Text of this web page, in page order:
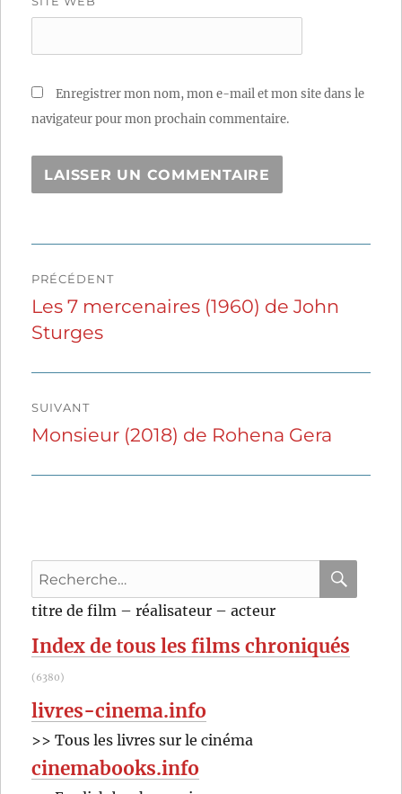
Enregistrer mon nom, mon e-mail et mon site dans le
navigateur pour mon prochain commentaire.
de
l’article
PRÉCÉDENT
Publication
précédente :
Les 7 mercenaires (1960) de John
Sturges
SUIVANT
Publication
Monsieur (2018) de Rohena Gera
Recherche
pour
titre de film – réalisateur – acteur
Index de tous les films chroniqués
(6380)
livres-cinema.info
>> Tous les livres sur le cinéma
cinemabooks.info